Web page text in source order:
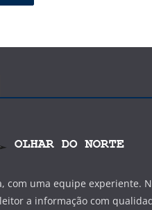
com uma equipe experiente.
a informação com